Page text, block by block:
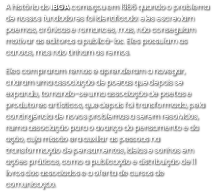
A história doIBGAcomeçou em 1986 quando o problema
de nossos fundadores foi identificado: eles escreviam
poemas, crônicas e romances, mas, não conseguiam
motivar as editoras a publicá-los. Eles possuíam as
canoas, mas não tinham os remos.
Eles compraram remos e aprenderam a navegar,
criaram uma associação de poetas que depois se
expandiu, tornando-se uma associação de poetas e
produtores artísticos, que depois foi transformada, pela
contingência de novos problemas a serem resolvidos,
numa associação para o avanço do pensamento e da
ação, cuja missão era auxiliar as pessoas na
transformação de pensamentos, ideias e sonhos em
ações práticas, como a publicação e distribuição de 11
livros dos associados e a oferta de cursos de
comunicação.